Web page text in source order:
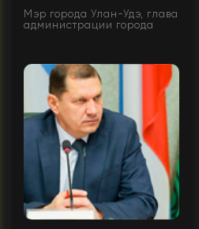
Мэр города Улан-Удэ, глава
администрации города